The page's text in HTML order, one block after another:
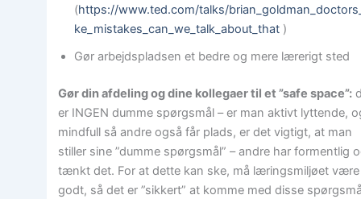
(https://www.ted.com/talks/
ke_mistakes_can_we_talk_about_that )
Gør arbejdspladsen et bedre og mere lærerigt sted
Gør din afdeling og dine kollegaer til et ”safe space”:
er INGEN dumme spørgsmål – er man aktivt lyttende,
mindfull så andre også får plads, er det vigtigt, at man
stiller sine ”dumme spørgsmål” – andre har formentlig
tænkt det. For at dette kan ske, må læringsmiljøet være
godt, så det er ”sikkert” at komme med disse